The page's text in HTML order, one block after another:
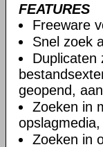
FEATURES
Freeware
Snel zoek
Duplicaten
geopend,
Zoeken in
Zoeken in